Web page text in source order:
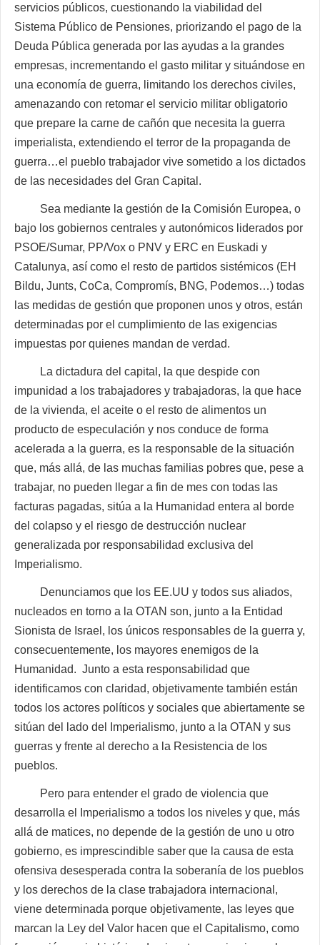
servicios públicos, cuestionando la viabilidad del
Sistema Público de Pensiones, priorizando el pago de la
Deuda Pública generada por las ayudas a la grandes
empresas, incrementando el gasto militar y situándose en
una economía de guerra, limitando los derechos civiles,
amenazando con retomar el servicio militar obligatorio
que prepare la carne de cañón que necesita la guerra
imperialista, extendiendo el terror de la propaganda de
guerra…el pueblo trabajador vive sometido a los dictados
de las necesidades del Gran Capital.
Sea mediante la gestión de la Comisión Europea, o
bajo los gobiernos centrales y autonómicos liderados por
PSOE/Sumar, PP/Vox o PNV y ERC en Euskadi y
Catalunya, así como el resto de partidos sistémicos (EH
Bildu, Junts, CoCa, Compromís, BNG, Podemos…) todas
las medidas de gestión que proponen unos y otros, están
determinadas por el cumplimiento de las exigencias
impuestas por quienes mandan de verdad.
La dictadura del capital, la que despide con
impunidad a los trabajadores y trabajadoras, la que hace
de la vivienda, el aceite o el resto de alimentos un
producto de especulación y nos conduce de forma
acelerada a la guerra, es la responsable de la situación
que, más allá, de las muchas familias pobres que, pese a
trabajar, no pueden llegar a fin de mes con todas las
facturas pagadas, sitúa a la Humanidad entera al borde
del colapso y el riesgo de destrucción nuclear
generalizada por responsabilidad exclusiva del
Imperialismo.
Denunciamos que los EE.UU y todos sus aliados,
nucleados en torno a la OTAN son, junto a la Entidad
Sionista de Israel, los únicos responsables de la guerra y,
consecuentemente, los mayores enemigos de la
Humanidad. Junto a esta responsabilidad que
identificamos con claridad, objetivamente también están
todos los actores políticos y sociales que abiertamente se
sitúan del lado del Imperialismo, junto a la OTAN y sus
guerras y frente al derecho a la Resistencia de los
pueblos.
Pero para entender el grado de violencia que
desarrolla el Imperialismo a todos los niveles y que, más
allá de matices, no depende de la gestión de uno u otro
gobierno, es imprescindible saber que la causa de esta
ofensiva desesperada contra la soberanía de los pueblos
y los derechos de la clase trabajadora internacional,
viene determinada porque objetivamente, las leyes que
marcan la Ley del Valor hacen que el Capitalismo, como